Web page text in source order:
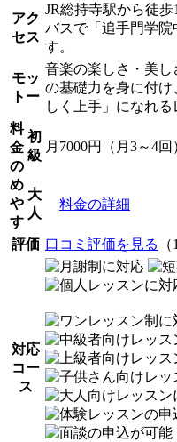
アク
セス
JR総持寺駅から徒
バスで「追手門学
す。
モッ
トー
音楽の楽しさ・美
の基礎力を身に付
しく上手」になれる
料
金
の
め
や
す
初
級
月7000円（月3～4回
大
人
料金の詳細
評価 口コミ評価を見る
対応
コー
ス